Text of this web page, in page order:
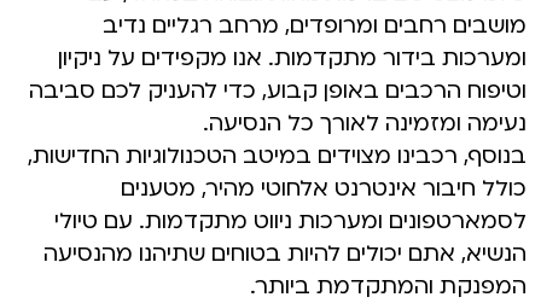
מושבים רחבים ומרופדים, מרחב רגליים נדיב
ומערכות בידור מתקדמות. אנו מקפידים על ניקיון
וטיפוח הרכבים באופן קבוע, כדי להעניק לכם סביבה
נעימה ומזמינה לאורך כל הנסיעה.
בנוסף, רכבינו מצוידים במיטב הטכנולוגיות החדישות,
כולל חיבור אינטרנט אלחוטי מהיר, מטענים
לסמארטפונים ומערכות ניווט מתקדמות. עם טיולי
הנשיא, אתם יכולים להיות בטוחים שתיהנו מהנסיעה
המפנקת והמתקדמת ביותר.